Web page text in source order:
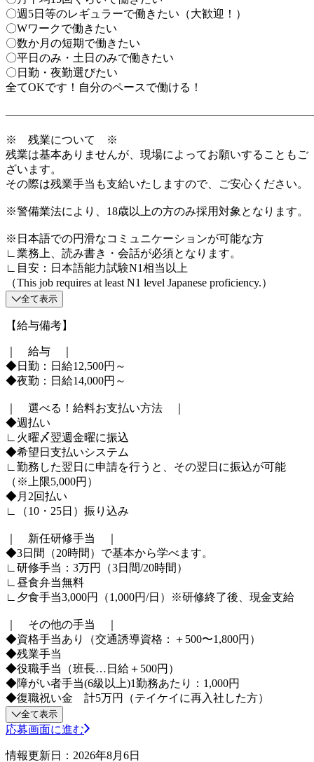
〇週5日等のレギュラーで働きたい（大歓迎！）
〇Wワークで働きたい
〇数か月の短期で働きたい
〇平日のみ・土日のみで働きたい
〇日勤・夜勤選びたい
全てOKです！自分のペースで働ける！
※ 残業について ※
残業は基本ありませんが、現場によってお願いすることもご
ざいます。
その際は残業手当も支給いたしますので、ご安心ください。
※警備業法により、18歳以上の方のみ採用対象となります。
※日本語での円滑なコミュニケーションが可能な方
∟業務上、読み書き・会話が必須となります。
∟目安：日本語能力試験N1相当以上
（This job requires at least N1 level Japanese proficiency.）
全て表示
【給与備考】
｜ 給与 ｜
◆日勤：日給12,500円～
◆夜勤：日給14,000円～
｜ 選べる！給料お支払い方法 ｜
◆週払い
∟火曜〆翌週金曜に振込
◆希望日支払いシステム
∟勤務した翌日に申請を行うと、その翌日に振込が可能
（※上限5,000円）
◆月2回払い
∟（10・25日）振り込み
｜ 新任研修手当 ｜
◆3日間（20時間）で基本から学べます。
∟研修手当：3万円（3日間/20時間）
∟昼食弁当無料
∟夕食手当3,000円（1,000円/日）※研修終了後、現金支給
｜ その他の手当 ｜
◆資格手当あり（交通誘導資格：＋500〜1,800円）
◆残業手当
◆役職手当（班長…日給＋500円）
◆障がい者手当(6級以上)1勤務あたり：1,000円
◆復職祝い金 計5万円（テイケイに再入社した方）
全て表示
応募画面に進む
情報更新日：2026年8月6日